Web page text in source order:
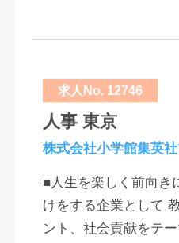
求人No. 12746
人事 東京
株式会社小学館集英
■人生を楽しく前向き
けをする企業として
ント、社会貢献をテ